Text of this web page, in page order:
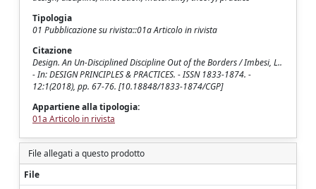
Tipologia
01 Pubblicazione su rivista::01a Articolo in rivista
Citazione
Design. An Un-Disciplined Discipline Out of the Borders / Imbesi, L..
- In: DESIGN PRINCIPLES & PRACTICES. - ISSN 1833-1874. -
12:1(2018), pp. 67-76. [10.18848/1833-1874/CGP]
Appartiene alla tipologia:
01a Articolo in rivista
File allegati a questo prodotto
File